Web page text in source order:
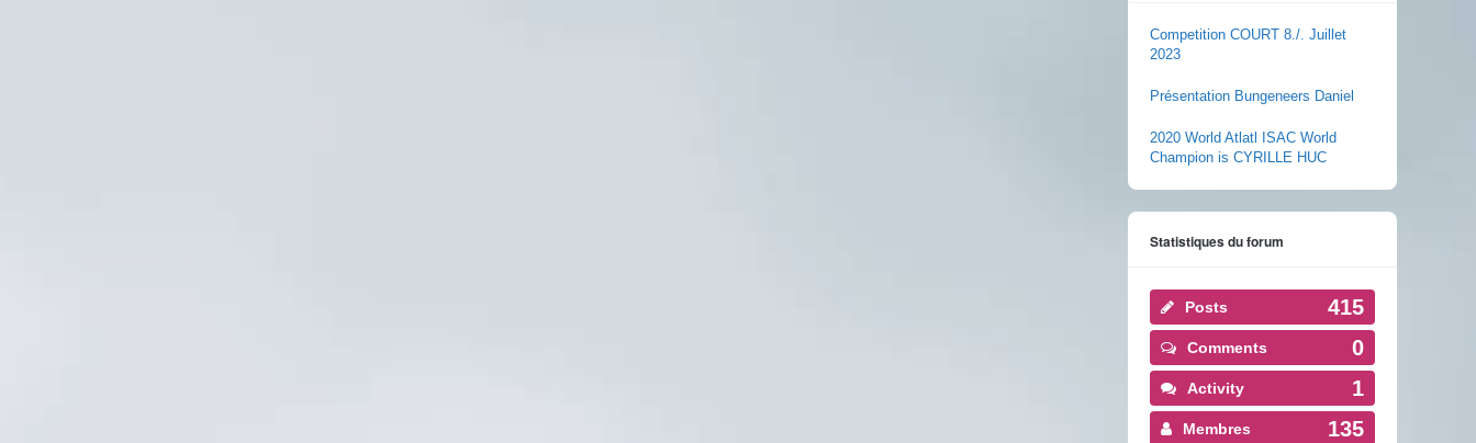
Competition COURT 8./. Juillet
2023
Présentation Bungeneers Daniel
2020 World Atlatl ISAC World
Champion is CYRILLE HUC
Statistiques du forum
Posts 415
Comments 0
Activity 1
Membres 135